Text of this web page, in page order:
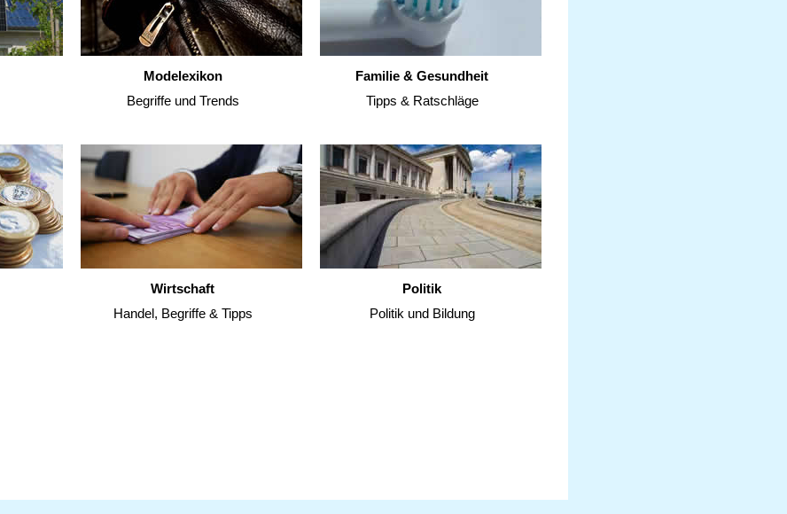
Modelexikon
Begriffe und Trends
Familie & Gesundheit
Tipps & Ratschläge
Wirtschaft
Handel, Begriffe & Tipps
Politik
Politik und Bildung